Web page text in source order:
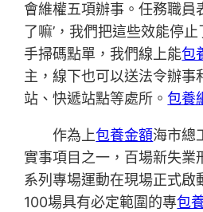
會維權五項辦事。任務職員
了嘛’，我們把這些效能停
手掃碼點單，我們線上能包
主，線下也可以送法令辦事
站、快遞站點等處所。包養
作為上包養金額海市總
實事項目之一，百場新失業
系列專場運動在現場正式啟
100場具有必定範圍的專包